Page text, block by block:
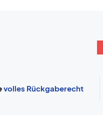
volles Rückgaberecht